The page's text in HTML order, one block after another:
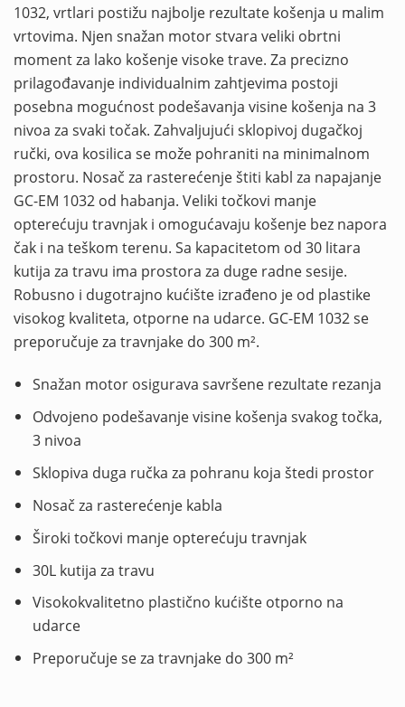
1032, vrtlari postižu najbolje rezultate košenja u malim
vrtovima. Njen snažan motor stvara veliki obrtni
moment za lako košenje visoke trave. Za precizno
prilagođavanje individualnim zahtjevima postoji
posebna mogućnost podešavanja visine košenja na 3
nivoa za svaki točak. Zahvaljujući sklopivoj dugačkoj
ručki, ova kosilica se može pohraniti na minimalnom
prostoru. Nosač za rasterećenje štiti kabl za napajanje
GC-EM 1032 od habanja. Veliki točkovi manje
opterećuju travnjak i omogućavaju košenje bez napora
čak i na teškom terenu. Sa kapacitetom od 30 litara
kutija za travu ima prostora za duge radne sesije.
Robusno i dugotrajno kućište izrađeno je od plastike
visokog kvaliteta, otporne na udarce. GC-EM 1032 se
preporučuje za travnjake do 300 m².
Snažan motor osigurava savršene rezultate rezanja
Odvojeno podešavanje visine košenja svakog točka,
3 nivoa
Sklopiva duga ručka za pohranu koja štedi prostor
Nosač za rasterećenje kabla
Široki točkovi manje opterećuju travnjak
30L kutija za travu
Visokokvalitetno plastično kućište otporno na
udarce
Preporučuje se za travnjake do 300 m²